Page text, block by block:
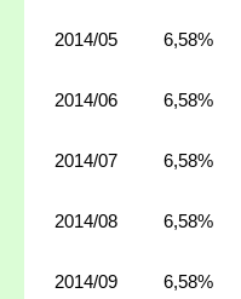
2014/05 6,58%
2014/06 6,58%
2014/07 6,58%
2014/08 6,58%
2014/09 6,58%